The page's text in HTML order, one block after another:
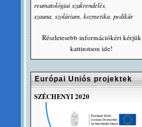
reumatológiai szakrendelés,
szauna, szolárium, kozmetika, pedikûr
Részletesebb információkért kérjük
kattinstson ide!
Európai Uniós projektek
SZÉCHENYI 2020